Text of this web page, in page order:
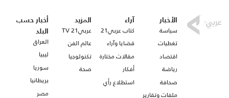
الأخبار
سياسة
تغطيات
اقتصاد
رياضة
صحافة
ملفات وتقارير
آراء
كتاب عربي21
قضايا وآراء
مقالات مختارة
أفكار
استطلاع رأي
المزيد
عربي21 TV
عالم الفن
تكنولوجيا
صحة
أخبار حسب
البلد
العراق
ليبيا
سوريا
بريطانيا
مصر